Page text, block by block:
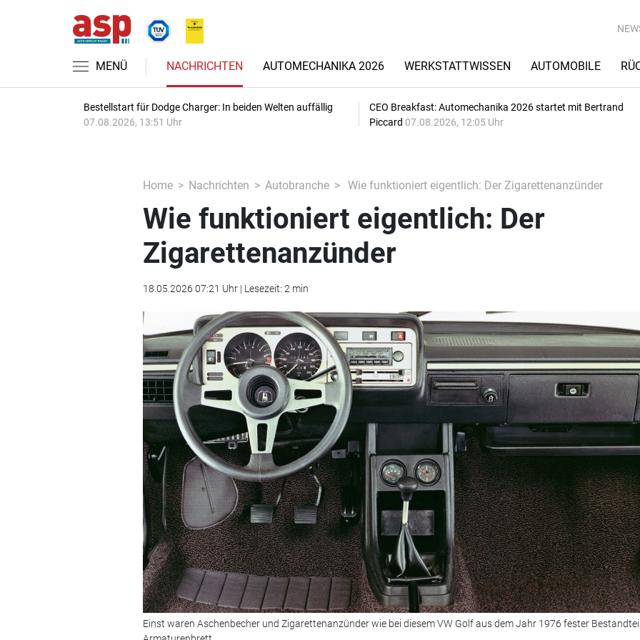
MENÜ NACHRICHTEN AUTOMECHANIKA 2026 WERKSTATTWISSEN AUTOMOBILE
Bestellstart für Dodge Charger: In beiden Welten auffällig
07.08.2026, 13:51 Uhr
CEO Breakfast: Automechanika 2026 startet mit Bertrand
Piccard 07.08.2026, 12:05 Uhr
Home Nachrichten Autobranche Wie funktioniert eigentlich: Der Zigarettenanzünder
Wie funktioniert eigentlich: Der
Zigarettenanzünder
18.05.2026 07:21 Uhr | Lesezeit: 2 min
Einst waren Aschenbecher und Zigarettenanzünder wie bei diesem VW Golf aus dem Jahr 1976 fester